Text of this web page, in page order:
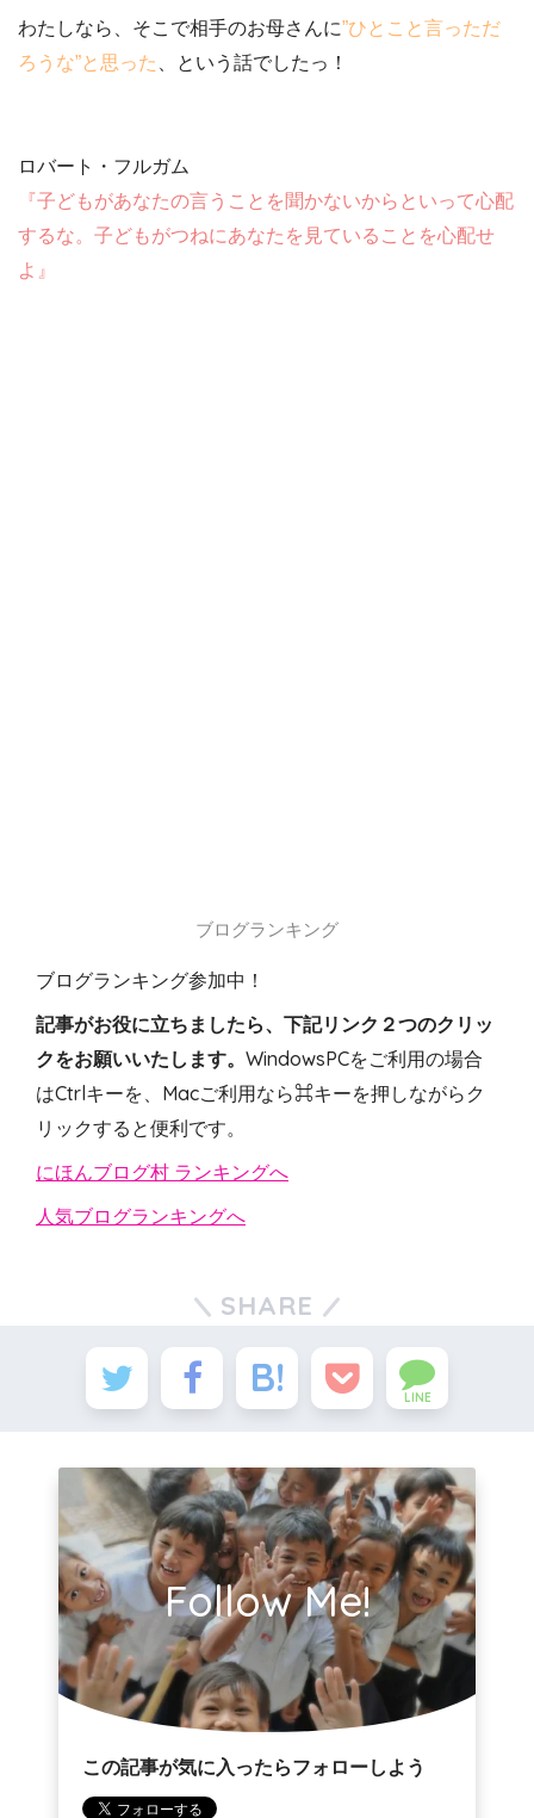
わたしなら、そこで相手のお母さんに”ひとこと言っただ
ろうな”と思った
、という話でしたっ！
ロバート・フルガム
『子どもがあなたの言うことを聞かないからといって心配
するな。子どもがつねにあなたを見ていることを心配せ
よ』
ブログランキング
ブログランキング参加中！
記事がお役に立ちましたら、下記リンク２つのクリッ
クをお願いいたします。 WindowsPCをご利用の場合
はCtrlキーを、Macご利用なら⌘キーを押しながらク
リックすると便利です。
にほんブログ村 ランキングへ
人気ブログランキングへ
SHARE
LINE
Follow Me!
この記事が気に入ったらフォローしよう